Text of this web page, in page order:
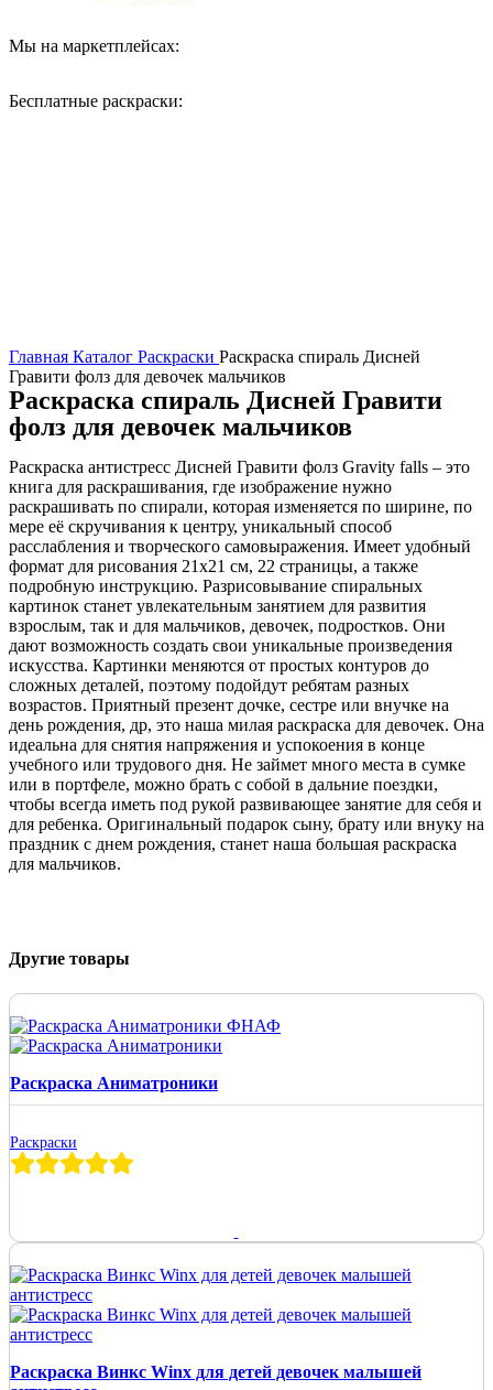
Мы на маркетплейсах:
Бесплатные раскраски:
Главная Каталог Раскраски Раскраска спираль Дисней
Гравити фолз для девочек мальчиков
Раскраска спираль Дисней Гравити
фолз для девочек мальчиков
Раскраска антистресс Дисней Гравити фолз Gravity falls – это
книга для раскрашивания, где изображение нужно
раскрашивать по спирали, которая изменяется по ширине, по
мере её скручивания к центру, уникальный способ
расслабления и творческого самовыражения. Имеет удобный
формат для рисования 21х21 см, 22 страницы, а также
подробную инструкцию. Разрисовывание спиральных
картинок станет увлекательным занятием для развития
взрослым, так и для мальчиков, девочек, подростков. Они
дают возможность создать свои уникальные произведения
искусства. Картинки меняются от простых контуров до
сложных деталей, поэтому подойдут ребятам разных
возрастов. Приятный презент дочке, сестре или внучке на
день рождения, др, это наша милая раскраска для девочек. Она
идеальна для снятия напряжения и успокоения в конце
учебного или трудового дня. Не займет много места в сумке
или в портфеле, можно брать с собой в дальние поездки,
чтобы всегда иметь под рукой развивающее занятие для себя и
для ребенка. Оригинальный подарок сыну, брату или внуку на
праздник с днем рождения, станет наша большая раскраска
для мальчиков.
Другие товары
Раскраска Аниматроники
Раскраски
Раскраска Винкс Winx для детей девочек малышей